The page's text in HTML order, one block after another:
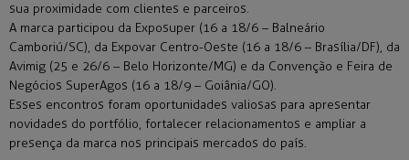
sua proximidade com clientes e parceiros.
A marca participou da Exposuper (16 a 18/6 – Balneário
Camboriú/SC), da Expovar Centro-Oeste (16 a 18/6 – Brasília/DF), da
Avimig (25 e 26/6 – Belo Horizonte/MG) e da Convenção e Feira de
Negócios SuperAgos (16 a 18/9 – Goiânia/GO).
Esses encontros foram oportunidades valiosas para apresentar
novidades do portfólio, fortalecer relacionamentos e ampliar a
presença da marca nos principais mercados do país.